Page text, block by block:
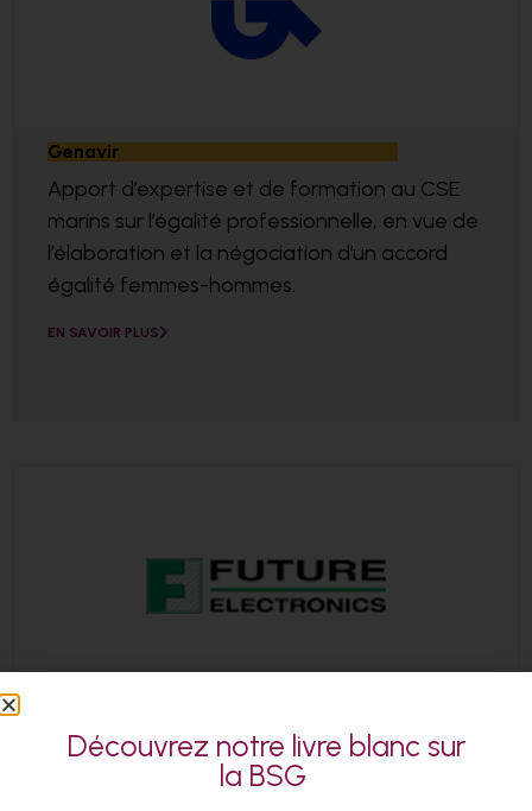
Genavir
Apport d’expertise et de formation au CSE
marins sur l’égalité professionnelle, en vue de
l’élaboration et la négociation d’un accord
égalité femmes-hommes.
EN SAVOIR PLUS
Accompagnement en distanciel sur l’égalité
Découvrez notre livre blanc sur
la BSG